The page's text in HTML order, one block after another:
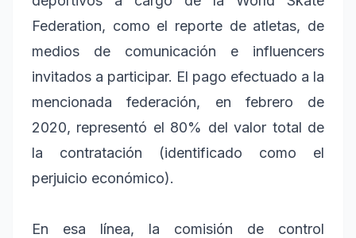
Federation, como el reporte de atletas, de
medios de comunicación e influencers
invitados a participar. El pago efectuado a la
mencionada federación, en febrero de
2020, representó el 80% del valor total de
la contratación (identificado como el
perjuicio económico).
En esa línea, la comisión de control